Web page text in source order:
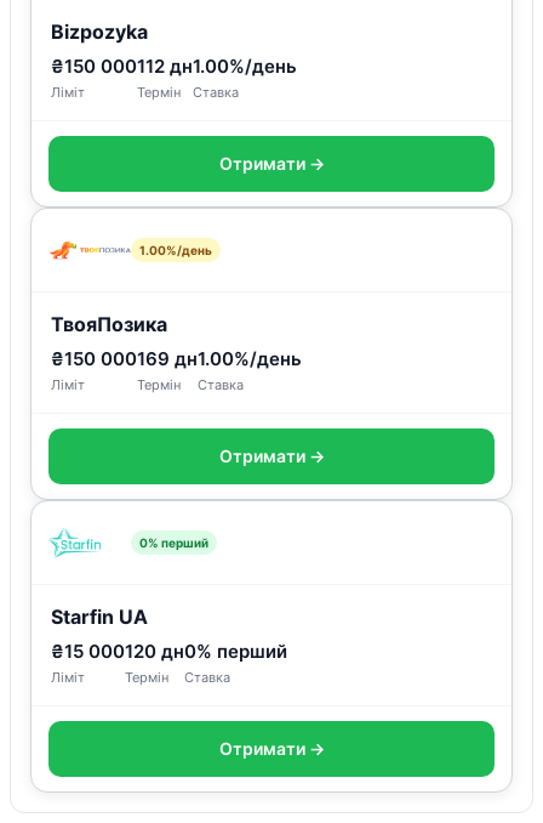
Bizpozyka
₴150 000
Ліміт
112 дн
Термін
1.00%/день
Ставка
Отримати →
1.00%/день
ТвояПозика
₴150 000
Ліміт
169 дн
Термін
1.00%/день
Ставка
Отримати →
0% перший
Starfin UA
₴15 000
Ліміт
120 дн
Термін
0% перший
Ставка
Отримати →